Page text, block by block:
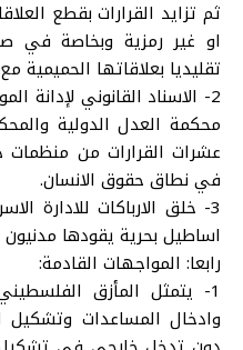
ثم تزايد القرارات بقطع
او غير رمزية وبخاصة في
تقليديا بعلاقاتها الحميمية
2- الاسناد القانوني لإدانة
محكمة العدل الدولية
عشرات القرارات من منظمات
في نطاق حقوق الانسان.
3- خلق الارباكات للادارة
اساطيل بحرية يقودها
رابعا: المواجهات القادمة:
1- يتمثل المأزق
وادخال المساعدات وتشكيل